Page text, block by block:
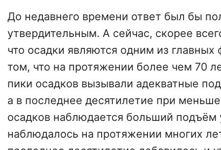
До недавнего времени ответ был бы
утвердительным. А сейчас, скорее
что осадки являются одним из главных
том, что на протяжении более чем 70
пики осадков вызывали адекватные
а в последнее десятилетие при
осадков наблюдается больший подъём
наблюдалось на протяжении многих